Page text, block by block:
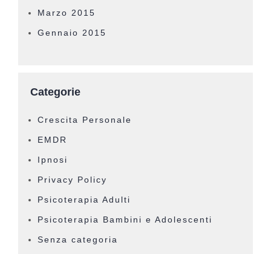
Marzo 2015
Gennaio 2015
Categorie
Crescita Personale
EMDR
Ipnosi
Privacy Policy
Psicoterapia Adulti
Psicoterapia Bambini e Adolescenti
Senza categoria